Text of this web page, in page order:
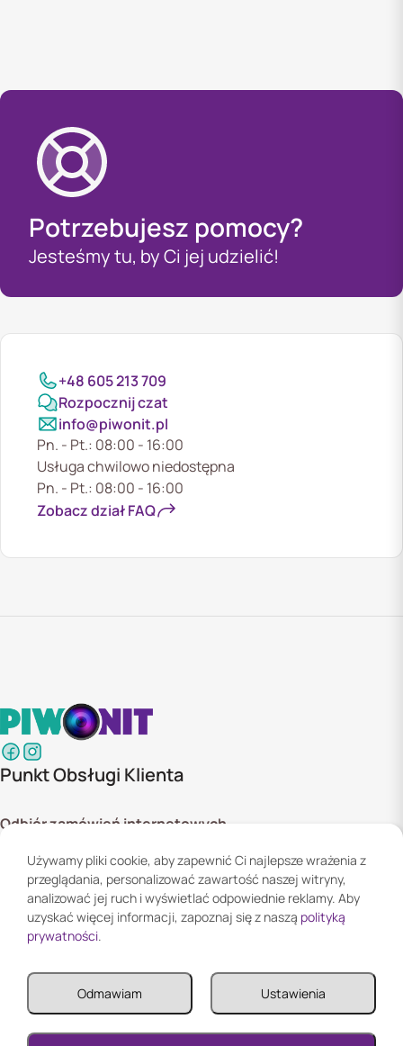
Potrzebujesz pomocy?
Jesteśmy tu, by Ci jej udzielić!
+48 605 213 709
Rozpocznij czat
info@piwonit.pl
Pn. - Pt.: 08:00 - 16:00
Usługa chwilowo niedostępna
Pn. - Pt.: 08:00 - 16:00
Zobacz dział FAQ
Punkt Obsługi Klienta
Odbiór zamówień internetowych
02-285 Warszawa
Godziny otwarcia:
Pn. - Pt. 08:00 - 16:00
Informacje
Informacje
Twoje konto
Używamy pliki cookie, aby zapewnić Ci najlepsze wrażenia z
przeglądania, personalizować zawartość naszej witryny,
analizować jej ruch i wyświetlać odpowiednie reklamy. Aby
uzyskać więcej informacji, zapoznaj się z naszą polityką
prywatności.
Ustawienia
Odmawiam